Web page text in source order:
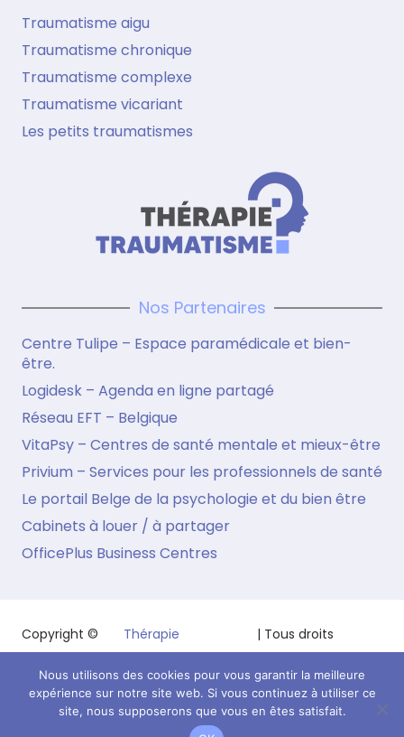
Traumatisme aigu
Traumatisme chronique
Traumatisme complexe
Traumatisme vicariant
Les petits traumatismes
Nos Partenaires
Centre Tulipe – Espace paramédicale et bien-
être.
Logidesk – Agenda en ligne partagé
Réseau EFT – Belgique
VitaPsy – Centres de santé mentale et mieux-être
Privium – Services pour les professionnels de santé
Le portail Belge de la psychologie et du bien être
Cabinets à louer / à partager
OfficePlus Business Centres
Copyright ©
Thérapie
| Tous droits
Powered by Privium – Services pour psychologues,
psychothérapeutes et hypnothérapeutes.
RGPD – Politique de Protection de la Vie Privée
Nous utilisons des cookies pour vous garantir la meilleure
expérience sur notre site web. Si vous continuez à utiliser ce
site, nous supposerons que vous en êtes satisfait.